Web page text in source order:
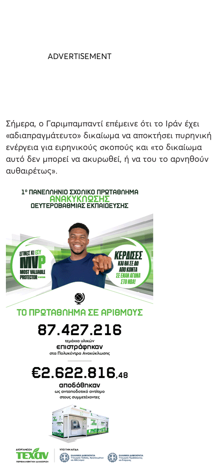
Σήμερα, ο Γαριμπαμπαντί επέμεινε ότι το Ιράν έχει
«αδιαπραγμάτευτο» δικαίωμα να αποκτήσει πυρηνική
ενέργεια για ειρηνικούς σκοπούς και «το δικαίωμα
αυτό δεν μπορεί να ακυρωθεί, ή να του το αρνηθούν
αυθαιρέτως».